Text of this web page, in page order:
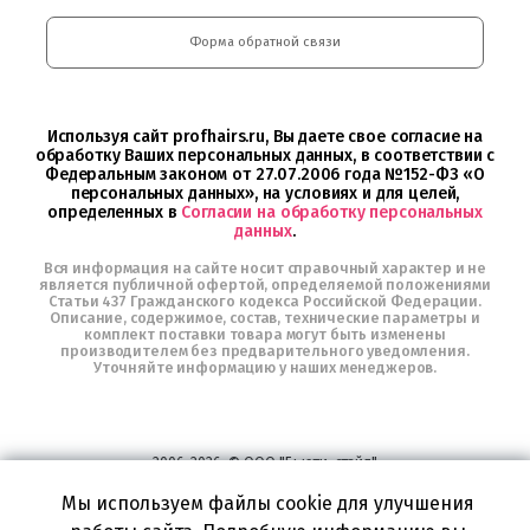
и
Интернет-
Форма обратной связи
Используя сайт profhairs.ru, Вы даете свое согласие на
обработку Ваших персональных данных, в соответствии с
Федеральным законом от 27.07.2006 года №152-ФЗ «О
персональных данных», на условиях и для целей,
определенных в Согласии на обработку персональных
данных.
Вся информация на сайте носит справочный характер и не
является публичной офертой, определяемой положениями
Статьи 437 Гражданского кодекса Российской Федерации.
Описание, содержимое, состав, технические параметры и
комплект поставки товара могут быть изменены
производителем без предварительного уведомления.
Уточняйте информацию у наших менеджеров.
2006-2026, © ООО "Бьюти-стайл"
www.profhairs.ru
Широкий выбор инструментов, аксессуаров и принадлежностей для
Мы используем файлы cookie для улучшения